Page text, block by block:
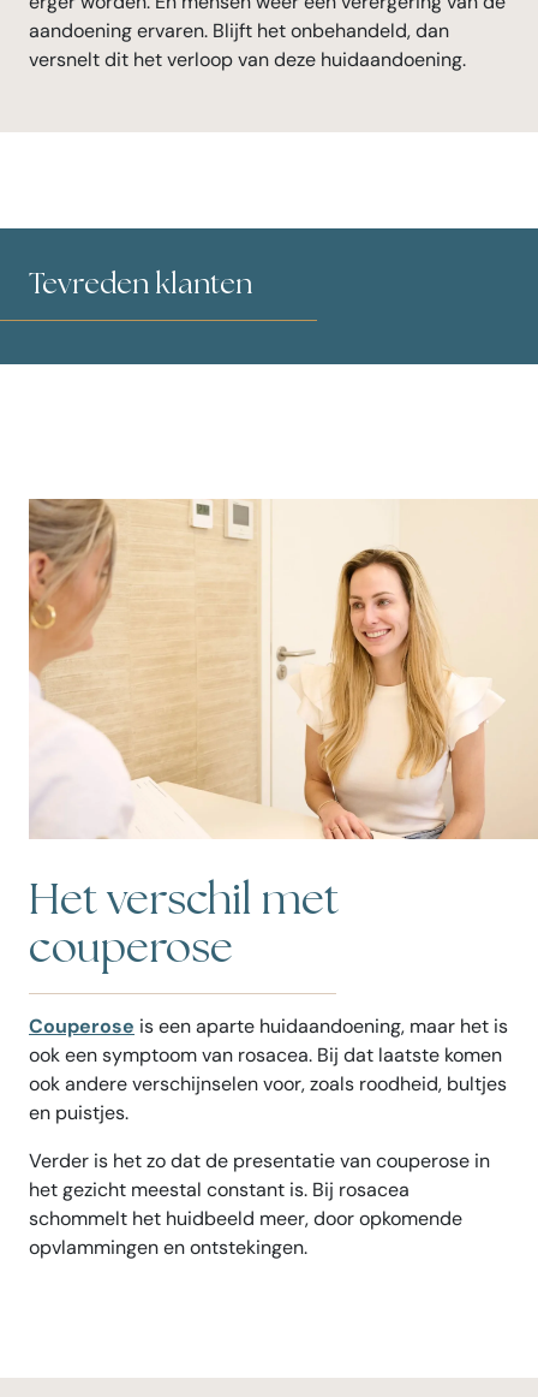
aandoening ervaren. Blijft het onbehandeld, dan
versnelt dit het verloop van deze huidaandoening.
Tevreden klanten
Het verschil met
couperose
Couperose is een aparte huidaandoening, maar het is
ook een symptoom van rosacea. Bij dat laatste komen
ook andere verschijnselen voor, zoals roodheid, bultjes
en puistjes.
Verder is het zo dat de presentatie van couperose in
het gezicht meestal constant is. Bij rosacea
schommelt het huidbeeld meer, door opkomende
opvlammingen en ontstekingen.